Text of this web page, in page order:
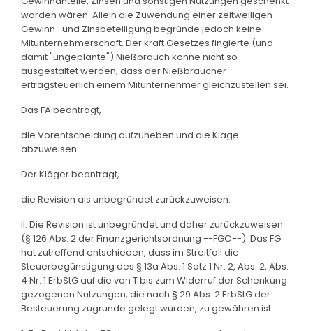
worden wären. Allein die Zuwendung einer zeitweiligen
Gewinn- und Zinsbeteiligung begründe jedoch keine
Mitunternehmerschaft. Der kraft Gesetzes fingierte (und
damit "ungeplante") Nießbrauch könne nicht so
ausgestaltet werden, dass der Nießbraucher
ertragsteuerlich einem Mitunternehmer gleichzustellen sei.
Das FA beantragt,
die Vorentscheidung aufzuheben und die Klage
abzuweisen.
Der Kläger beantragt,
die Revision als unbegründet zurückzuweisen.
II. Die Revision ist unbegründet und daher zurückzuweisen
(§ 126 Abs. 2 der Finanzgerichtsordnung --FGO--). Das FG
hat zutreffend entschieden, dass im Streitfall die
Steuerbegünstigung des § 13a Abs. 1 Satz 1 Nr. 2, Abs. 2, Abs.
4 Nr. 1 ErbStG auf die von T bis zum Widerruf der Schenkung
gezogenen Nutzungen, die nach § 29 Abs. 2 ErbStG der
Besteuerung zugrunde gelegt wurden, zu gewähren ist.